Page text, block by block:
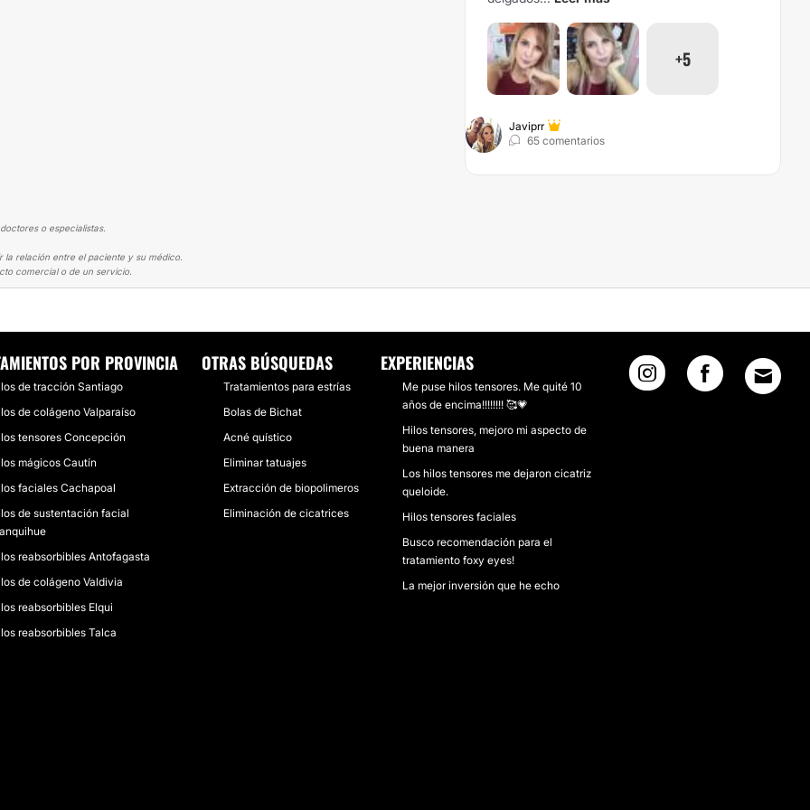
+5
Javiprr
65 comentarios
o especialistas.
relación entre el paciente y su médico.
comercial o de un servicio.
POR PROVINCIA
de tracción Santiago
de colágeno Valparaíso
tensores Concepción
mágicos Cautín
faciales Cachapoal
de sustentación facial
reabsorbibles Antofagasta
de colágeno Valdivia
reabsorbibles Elqui
reabsorbibles Talca
OTRAS BÚSQUEDAS
Tratamientos para estrías
Bolas de Bichat
Acné quístico
Eliminar tatuajes
Extracción de biopolimeros
Eliminación de cicatrices
EXPERIENCIAS
Me puse hilos tensores. Me quité 10
años de encima!!!!!!!! 🥰💗
Hilos tensores, mejoro mi aspecto de
buena manera
Los hilos tensores me dejaron cicatriz
queloide.
Hilos tensores faciales
Busco recomendación para el
tratamiento foxy eyes!
La mejor inversión que he echo